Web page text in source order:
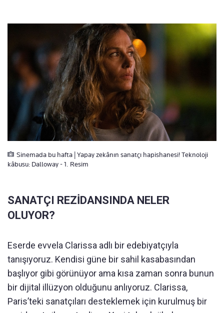
Sinemada bu hafta | Yapay zekânın sanatçı hapishanesi! Teknoloji
kâbusu: Dalloway - 1. Resim
SANATÇI REZİDANSINDA NELER
OLUYOR?
Eserde evvela Clarissa adlı bir edebiyatçıyla
tanışıyoruz. Kendisi güne bir sahil kasabasından
başlıyor gibi görünüyor ama kısa zaman sonra bunun
bir dijital illüzyon olduğunu anlıyoruz. Clarissa,
Paris’teki sanatçıları desteklemek için kurulmuş bir